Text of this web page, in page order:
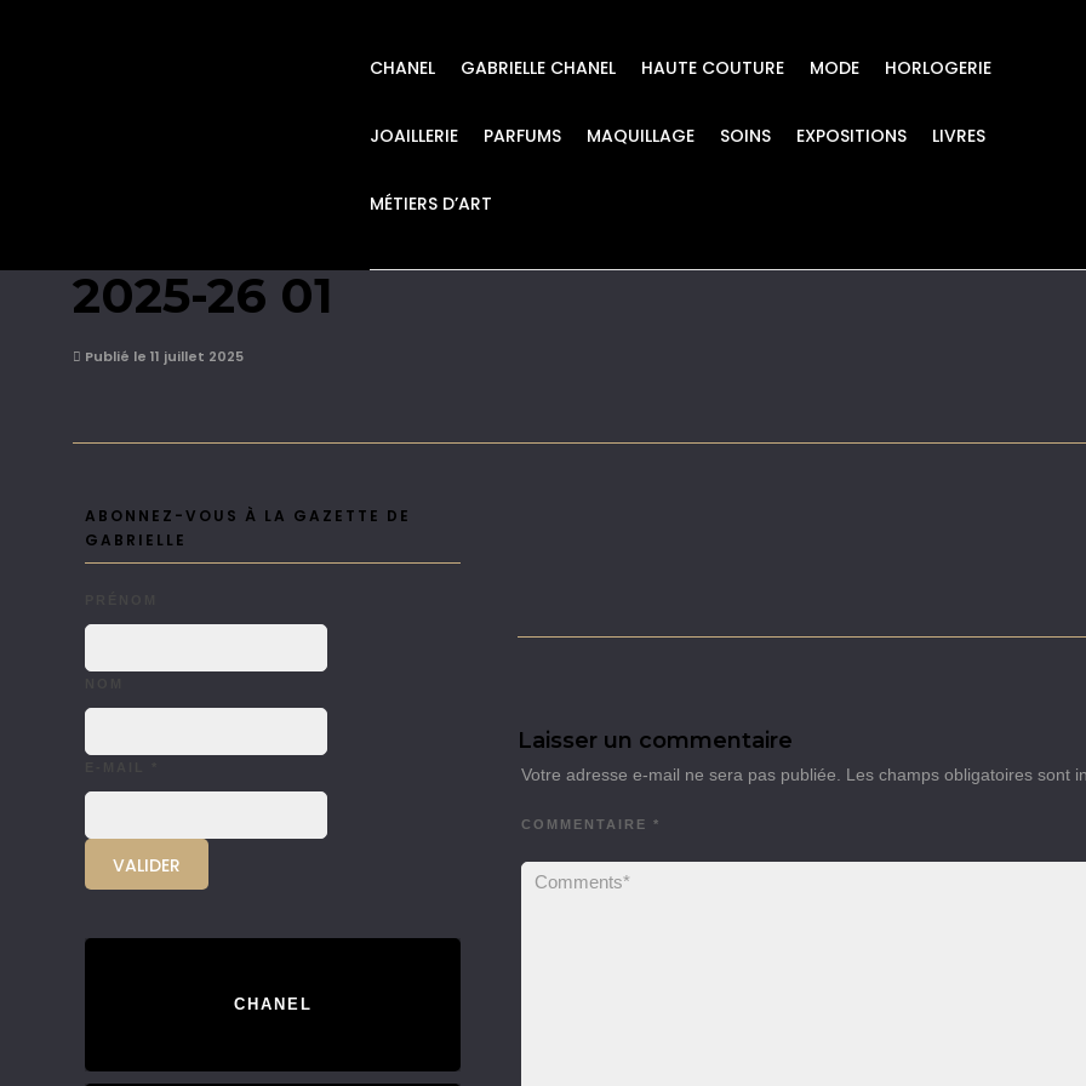
CHANEL GABRIELLE CHANEL HAUTE COUTURE MODE HORLOGERIE
JOAILLERIE PARFUMS MAQUILLAGE SOINS EXPOSITIONS LIVRES
MÉTIERS D’ART
2025-26 01
Publié le 11 juillet 2025
Laisser un commentaire
Votre adresse e-mail ne sera pas publiée. Les champs obligatoires sont
COMMENTAIRE *
ABONNEZ-VOUS À LA GAZETTE DE
GABRIELLE
CHANEL